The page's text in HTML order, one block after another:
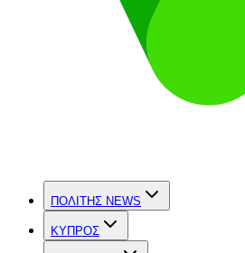
ΠΟΛΙΤΗΣ NEWS
ΚΥΠΡΟΣ